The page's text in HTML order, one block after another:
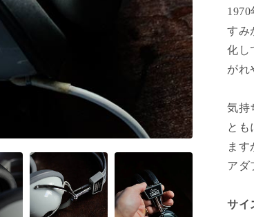
ッ
ド
フ
ォ
ン
数
量
を
減
ら
すみ
化し
がれ
気持
とも
ます
アダ
サイ